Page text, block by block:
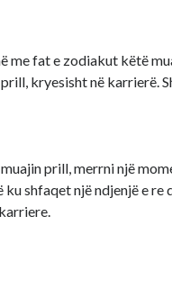
me fat e zodiakut këtë
kryesisht në karrierë.
prill, merrni një
ku shfaqet një ndjenjë e